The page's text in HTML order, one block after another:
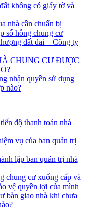
không có giấy tờ và
nhà cần chuẩn bị
sổ hồng chung cư
đất đai – Công ty
CHUNG CƯ ĐƯỢC
nhận quyền sử dụng
nào?
độ thanh toán nhà
vụ của ban quản trị
lập ban quản trị nhà
chung cư xuống cấp và
vệ quyền lợi của mình
bàn giao nhà khi chưa